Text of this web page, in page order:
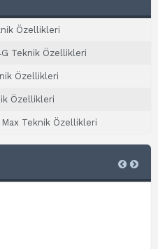
Özellikleri
Teknik Özellikleri
Özellikleri
Özellikleri
Teknik Özellikleri